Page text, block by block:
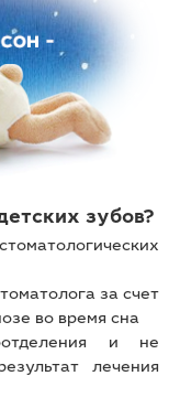
зубов?
за счет
во время сна
и не
лечения